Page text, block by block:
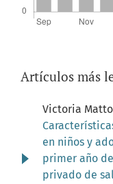
Artículos más
Victoria
en niños y
primer año
privado de